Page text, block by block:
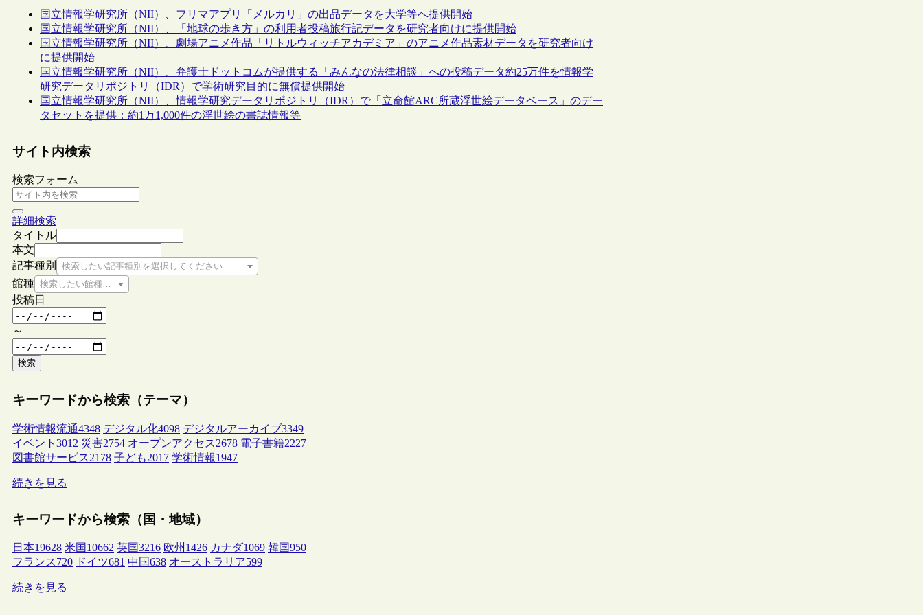
国立情報学研究所（NII）、フリマアプリ「メルカリ」の出品データを大学等へ提供開始
国立情報学研究所（NII）、「地球の歩き方」の利用者投稿旅行記データを研究者向けに提供開始
国立情報学研究所（NII）、劇場アニメ作品「リトルウィッチアカデミア」のアニメ作品素材データを研究者向け
に提供開始
国立情報学研究所（NII）、弁護士ドットコムが提供する「みんなの法律相談」への投稿データ約25万件を情報学
研究データリポジトリ（IDR）で学術研究目的に無償提供開始
国立情報学研究所（NII）、情報学研究データリポジトリ（IDR）で「立命館ARC所蔵浮世絵データベース」のデー
タセットを提供：約1万1,000件の浮世絵の書誌情報等
サイト内検索
検索フォーム
詳細検索
タイトル
本文
記事種別
検索したい記事種別を選択してください
館種 検索したい館種を選択してください
投稿日
～
検索
キーワードから検索（テーマ）
学術情報流通4348 デジタル化4098 デジタルアーカイブ3349
イベント 3012 災害2754 オープンアクセス2678 電子書籍2227
図書館サービス2178 子ども2017 学術情報1947
続きを見る
キーワードから検索（国・地域）
日本19628 米国 10662 英国3216 欧州 1426 カナダ1069 韓国950
フランス720 ドイツ681 中国638 オーストラリア599
続きを見る